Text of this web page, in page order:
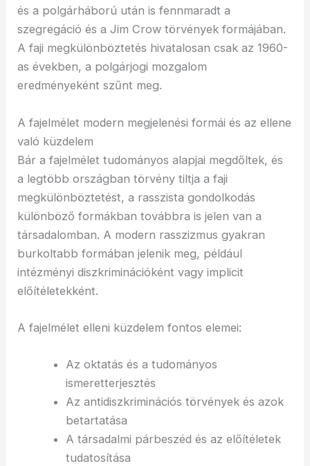
és a polgárháború után is fennmaradt a
szegregáció és a Jim Crow törvények formájában.
A faji megkülönböztetés hivatalosan csak az 1960-
as években, a polgárjogi mozgalom
eredményeként szűnt meg.
A fajelmélet modern megjelenési formái és az ellene
való küzdelem
Bár a fajelmélet tudományos alapjai megdőltek, és
a legtöbb országban törvény tiltja a faji
megkülönböztetést, a rasszista gondolkodás
különböző formákban továbbra is jelen van a
társadalomban. A modern rasszizmus gyakran
burkoltabb formában jelenik meg, például
intézményi diszkriminációként vagy implicit
előítéletekként.
A fajelmélet elleni küzdelem fontos elemei:
Az oktatás és a tudományos
ismeretterjesztés
Az antidiszkriminációs törvények és azok
betartatása
A társadalmi párbeszéd és az előítéletek
tudatosítása